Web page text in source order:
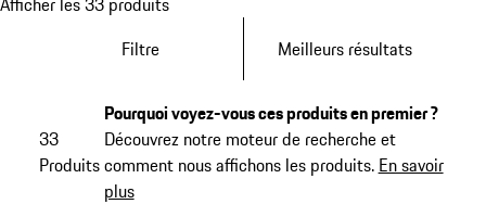
Filtre
Meilleurs résultats
33
Produits
Pourquoi voyez-vous ces produits en premier ?
Découvrez notre moteur de recherche et
comment nous affichons les produits. En savoir
plus